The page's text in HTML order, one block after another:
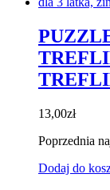
13,00zł
Poprzednia
Dodaj do